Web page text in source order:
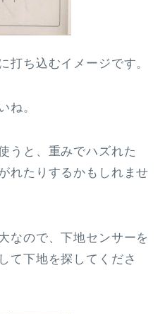
打ち込むイメージです。
ね。
うと、重みでハズれた
れたりするかもしれませ
なので、下地センサーを
て下地を探してくださ